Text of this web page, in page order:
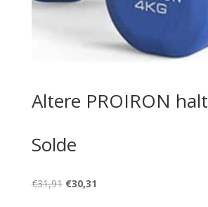
Altere PROIRON
Solde
€31,91 Le
€30,31